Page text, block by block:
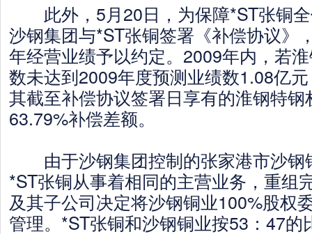
此外，5月20日，为保障*ST张铜全
沙钢集团与*ST张铜签署《补偿协议》
年经营业绩予以约定。2009年内，若
数未达到2009年度预测业绩数1.08亿
其截至补偿协议签署日享有的淮钢特钢
63.79%补偿差额。
由于沙钢集团控制的张家港市沙钢
*ST张铜从事着相同的主营业务，重组
及其子公司决定将沙钢铜业100%股权
管理。*ST张铜和沙钢铜业按53：47的